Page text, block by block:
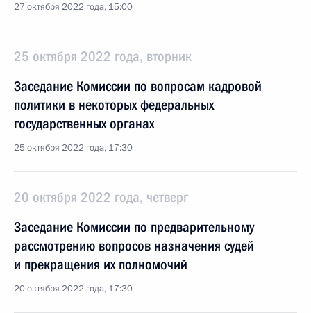
27 октября 2022 года, 15:00
25 октября 2022 года, вторник
Заседание Комиссии по вопросам кадровой
политики в некоторых федеральных
государственных органах
25 октября 2022 года, 17:30
20 октября 2022 года, четверг
Заседание Комиссии по предварительному
рассмотрению вопросов назначения судей
и прекращения их полномочий
20 октября 2022 года, 17:30